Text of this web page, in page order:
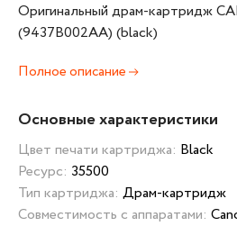
Оригинальный драм-картридж
(9437B002AA) (black)
Полное описание
Основные характеристики
Цвет печати картриджа: Black
Ресурс: 35500
Тип картриджа: Драм-картридж
Совместимость с аппаратами: